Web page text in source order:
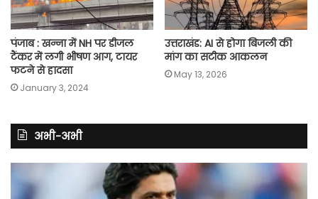
पंजाब : खन्ना में NH पर डीजल
टैंकर में लगी भीषण आग, टायर
फटने से हादसा
January 3, 2024
उत्तराखंड: AI से होगा बिजली की
मांग का सटीक आकलन
May 13, 2026
अभी-अभी